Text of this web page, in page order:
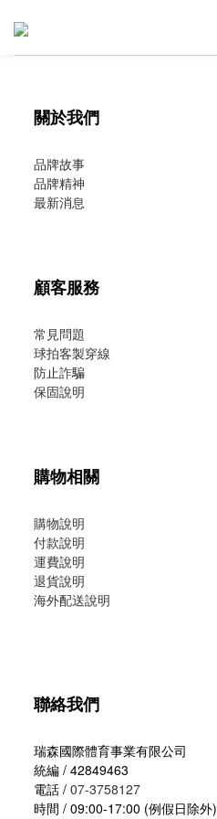
關於我們
品牌故事
品牌精神
最新消息
顧客服務
常見問題
球拍客製穿線
防止詐騙
保固說明
購物相關
購物說明
付款說明
運費說明
退貨說明
海外配送說明
聯絡我們
瑞森國際體育事業有限公司
統編 / 42849463
電話 / 07-3758127
時間 / 09:00-17:00 (例假日除外)